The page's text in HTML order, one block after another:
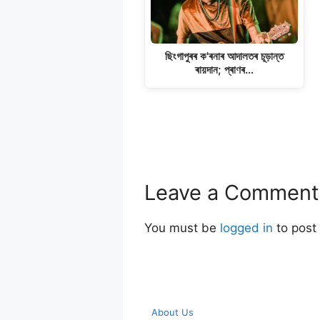
ছিংগাপুৰৰ ক'ৰনাৰ আদালতৰ চূড়ান্ত
ৰায়দান; প্ৰাণৰ…
Leave a Comment
You must be logged in to post
About Us